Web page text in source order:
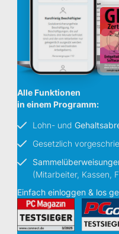
Alle Funktionen
in einem Programm:
Lohn- und
Gesetzlich
(Mitarbeiter, Kassen,
Einfach einloggen & los